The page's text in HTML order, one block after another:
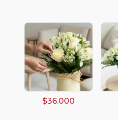
$36.000